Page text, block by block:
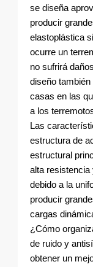
se diseña
producir
elastoplástica
ocurre un
no sufrirá
diseño
casas en las
a los
Las
estructura de
estructural
alta resistencia
debido a la
producir
cargas
¿Cómo
de ruido y
obtener un